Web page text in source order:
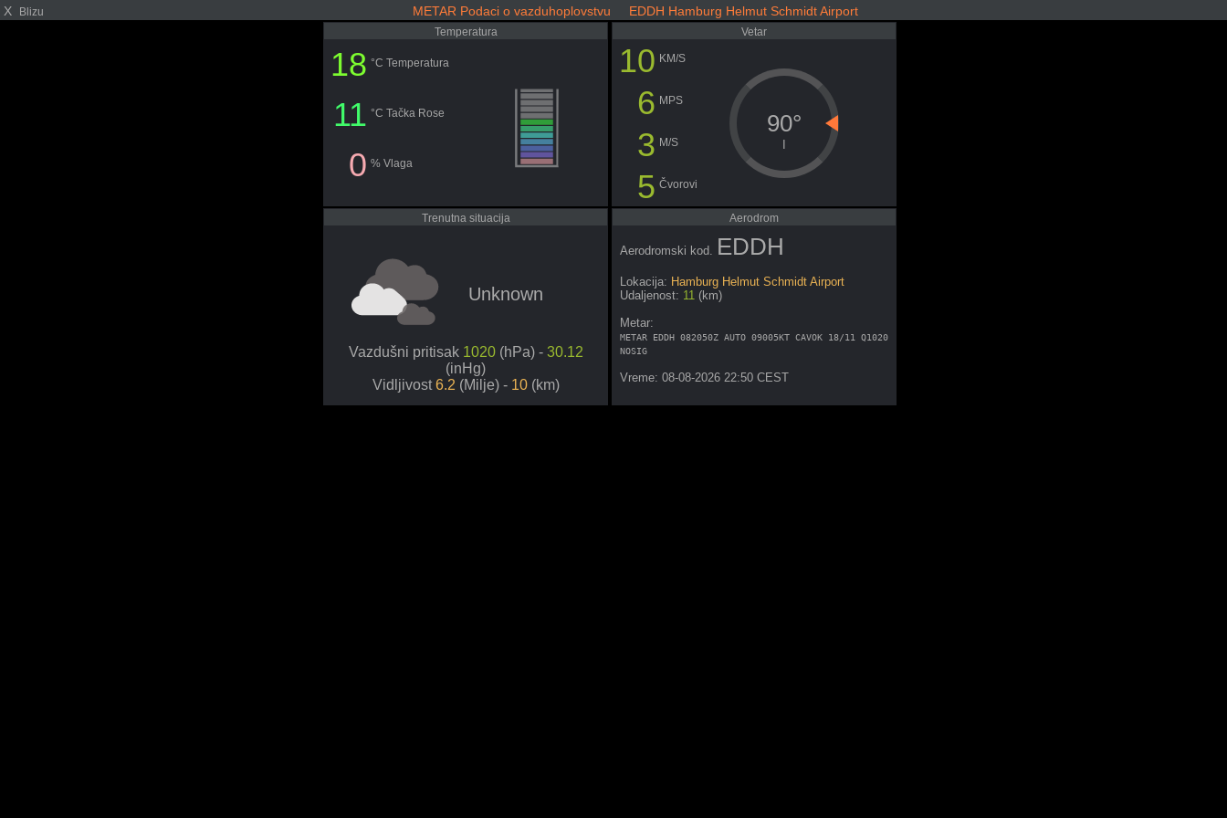
X Blizu METAR Podaci o vazduhoplovstvu EDDH Hamburg Helmut Schmidt Airport
Temperatura
18 °C Temperatura
11 °C Tačka Rose
0 % Vlaga
Vetar
10 KM/S
6 MPS
3 M/S
5 Čvorovi
90°
Trenutna situacija
Unknown
Vazdušni pritisak 1020 (hPa) - 30.12
(inHg)
Vidljivost6.2 (Milje) - 10 (km)
Aerodrom
Aerodromski kod. EDDH
Lokacija: Hamburg Helmut Schmidt Airport
Udaljenost: 11 (km)
Metar:
METAR EDDH 082050Z AUTO 09005KT CAVOK 18/11 Q1020
NOSIG
Vreme: 08-08-2026 22:50 CEST